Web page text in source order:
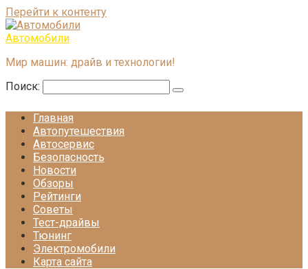
Перейти к контенту
Автомобили
Мир машин: драйв и технологии!
Поиск:
Главная
Автопутешествия
Автосервис
Безопасность
Новости
Обзоры
Рейтинги
Советы
Тест-драйвы
Тюнинг
Электромобили
Карта сайта